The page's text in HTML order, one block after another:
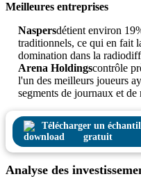
Meilleures entreprises
Naspersdétient environ
traditionnels, ce qui en fait
domination dans la
Arena Holdingscontrôle
l'un des meilleurs joueurs
segments de journaux et de
Télécharger un
gratuit
Analyse des